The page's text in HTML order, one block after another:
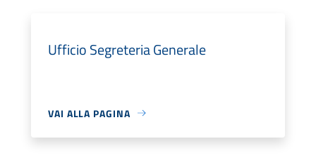
Ufficio Segreteria Generale
VAI ALLA PAGINA